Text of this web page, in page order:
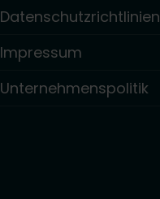
Datenschutzrichtlinien
Impressum
Unternehmenspolitik